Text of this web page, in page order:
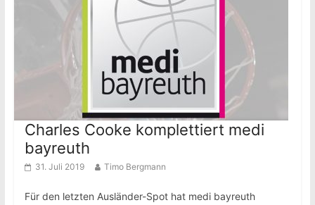
Charles Cooke komplettiert medi
bayreuth
31. Juli 2019 Timo Bergmann
Für den letzten Ausländer-Spot hat medi bayreuth